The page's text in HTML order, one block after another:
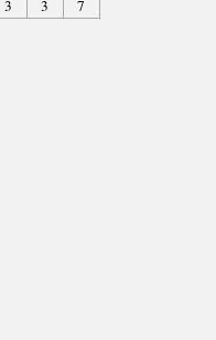
3 3 7